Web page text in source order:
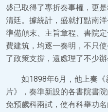
盛已取得了專折奏事權，更
清廷。據統計，盛就打點南
準備顛末、主旨章程、書院
費建筑，均逐一奏明，不只
了政策支撐，還處理了不少
如1898年6月，他上奏
片》，奏準新設的各書院書
免預歲科兩試，使有科舉功